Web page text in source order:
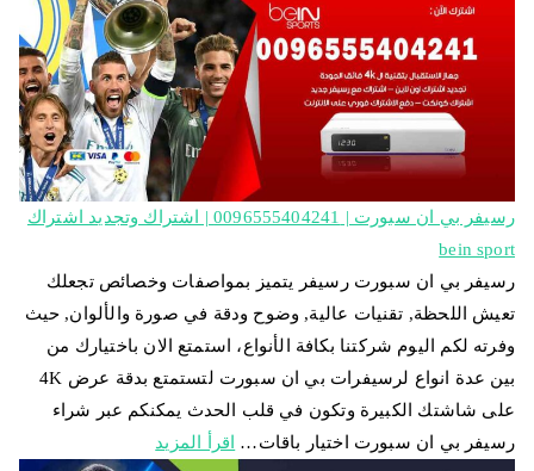
رسيفر بي ان سبورت | 0096555404241 | اشتراك وتجديد اشتراك
bein sport
رسيفر بي ان سبورت رسيفر يتميز بمواصفات وخصائص تجعلك
تعيش اللحظة, تقنيات عالية, وضوح ودقة في صورة والألوان, حيث
وفرته لكم اليوم شركتنا بكافة الأنواع، استمتع الان باختيارك من
بين عدة انواع لرسيفرات بي ان سبورت لتستمتع بدقة عرض 4K
على شاشتك الكبيرة وتكون في قلب الحدث يمكنكم عبر شراء
رسيفر بي ان سبورت اختيار باقات…
اقرأ المزيد